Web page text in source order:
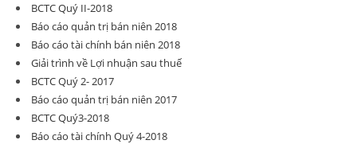
BCTC Quý II-2018
Báo cáo quản trị bán niên 2018
Báo cáo tài chính bán niên 2018
Giải trình về Lợi nhuận sau thuế
BCTC Quý 2- 2017
Báo cáo quản trị bán niên 2017
BCTC Quý3-2018
Báo cáo tài chính Quý 4-2018